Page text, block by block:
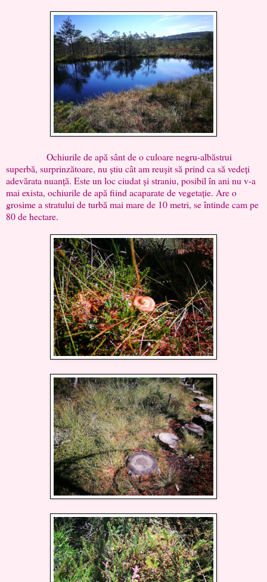
Ochiurile de apă sânt de o culoare negru-albăstrui
superbă, surprinzătoare, nu știu cât am reușit să prind ca să vedeți
adevărata nuanță. Este un loc ciudat și straniu, posibil în ani nu v-a
mai exista, ochiurile de apă fiind acaparate de vegetație. Are o
grosime a stratului de turbă mai mare de 10 metri, se întinde cam pe
80 de hectare.